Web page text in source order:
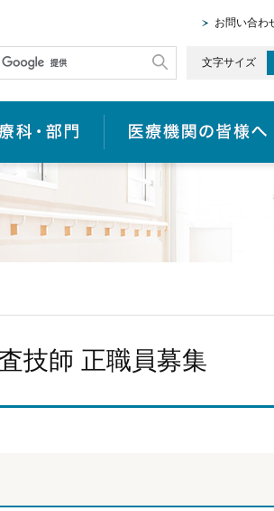
お問い合わ
文字サイズ
技師 正職員募集